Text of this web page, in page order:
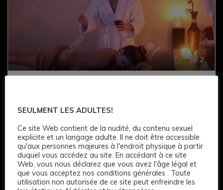
2
Age: 28 177 CM Long Clairs
Bruns Foncé
Cul serré
Complet
Premium
SEULMENT LES ADULTES!
Ce site Web contient de la nudité, du contenu sexuel
explicite et un langage adulte. Il ne doit être accessible
qu'aux personnes majeures à l'endroit physique à partir
duquel vous accédez au site. En accédant à ce site
Web, vous nous déclarez que vous avez l'âge légal et
que vous acceptez nos conditions générales . Toute
utilisation non autorisée de ce site peut enfreindre les